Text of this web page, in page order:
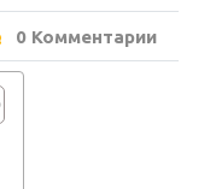
0 Комментарии